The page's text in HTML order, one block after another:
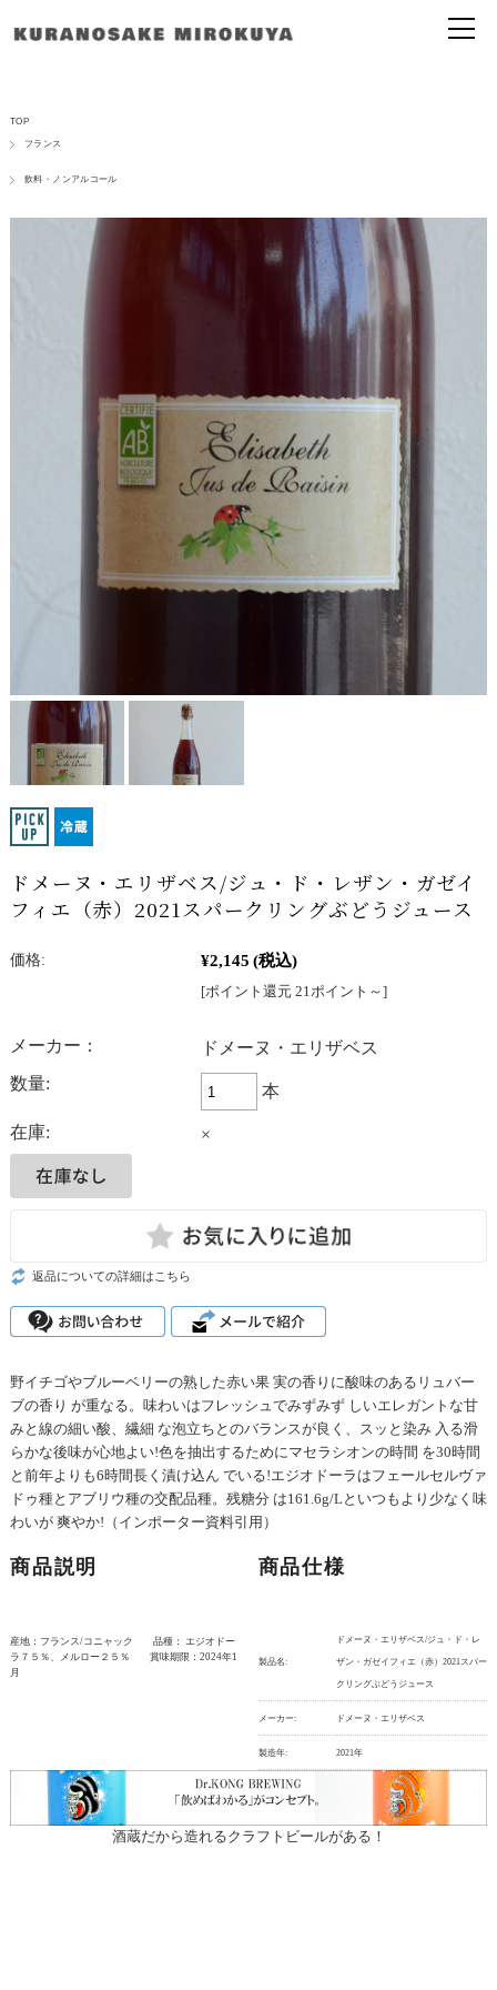
TOP
フランス
飲料・ノンアルコール
ドメーヌ・エリザベス/ジュ・ド・レザン・ガゼイ
フィエ（赤）2021スパークリングぶどうジュース
価格: ¥2,145 (税込)
[ポイント還元 21ポイント～]
メーカー：
ドメーヌ・エリザベス
数量:
本
在庫: ×
返品についての詳細はこちら
野イチゴやブルーベリーの熟した赤い果 実の香りに酸味のあるリュバー
ブの香り が重なる。味わいはフレッシュでみずみず しいエレガントな甘
みと線の細い酸、繊細 な泡立ちとのバランスが良く、スッと染み 入る滑
らかな後味が心地よい!色を抽出するためにマセラシオンの時間 を30時間
と前年よりも6時間長く漬け込ん でいる!エジオドーラはフェールセルヴァ
ドゥ種とアブリウ種の交配品種。残糖分 は161.6g/Lといつもより少なく味
わいが 爽やか!（インポーター資料引用）
商品説明
産地：フランス/コニャック 品種： エジオドー
ラ７５％、メルロー２５％ 賞味期限：2024年1
月
商品仕様
製品名:
ドメーヌ・エリザベス/ジュ・ド・レ
ザン・ガゼイフィエ（赤）2021スパー
クリングぶどうジュース
メーカー: ドメーヌ・エリザベス
製造年: 2021年
酒蔵だから造れるクラフトビールがある！